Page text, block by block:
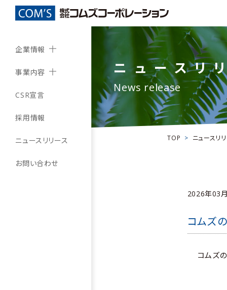
企業情報
事業内容
CSR宣言
採用情報
ニュースリリース
お問い合わせ
ニュースリ
News release
TOP ニュースリ
2026年03
コムズ
コムズ